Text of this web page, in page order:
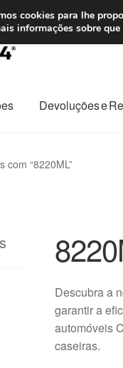
a partir de 7 EUR
Devoluções e
com “8220ML”
Descubra a
garantir a
automóveis
caseiras.
cookies para lhe
informações sobre